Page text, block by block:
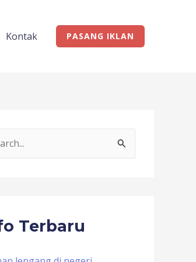
Kontak PASANG IKLAN
Terbaru